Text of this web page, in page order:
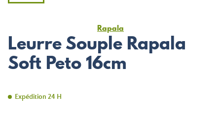
Rapala
Leurre Souple Rapala
Soft Peto 16cm
Expédition 24 H